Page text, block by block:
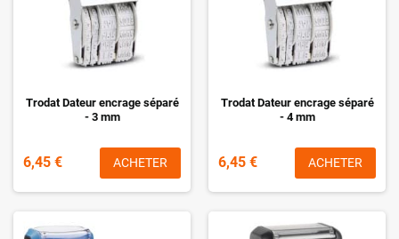
Trodat Dateur encrage séparé
- 3 mm
6,45 € ACHETER
Trodat Dateur encrage séparé
- 4 mm
6,45 € ACHETER